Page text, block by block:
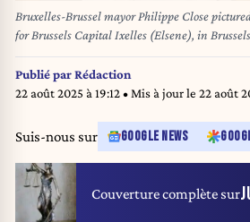
Bruxelles-Brussel mayor Philippe Close
for Brussels Capital Ixelles (Elsene), in
BELGA PHOTO ERIC LALMAND
Publié parRédaction
22 août 2025 à 19:12• Mis à jour le 22 août
Suis-nous sur GOOGLE NEWS
Couverture complète sur